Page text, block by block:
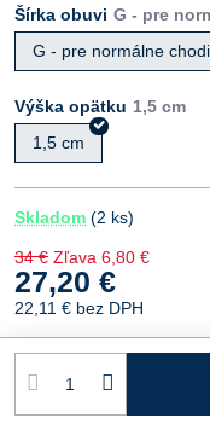
Šírka obuvi
G - pre normálne
Výška opätku
1,5 cm
Skladom (2 ks)
34 € Zľava 6,80 €
27,20 €
22,11 € bez DPH